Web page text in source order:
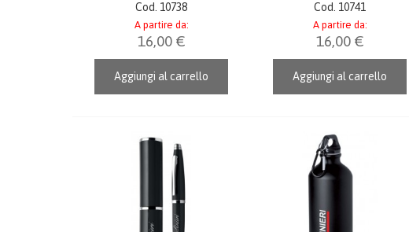
Cod. 10738
A partire da:
16,00 €
Aggiungi al carrello
Cod. 10741
A partire da:
16,00 €
Aggiungi al carrello